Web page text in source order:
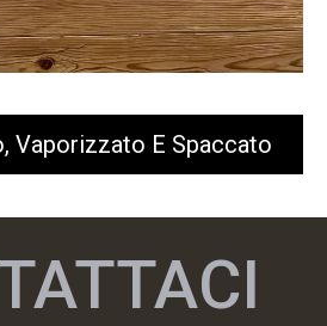
Vaporizzato E Spaccato